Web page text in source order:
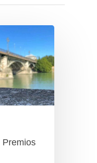
Premios